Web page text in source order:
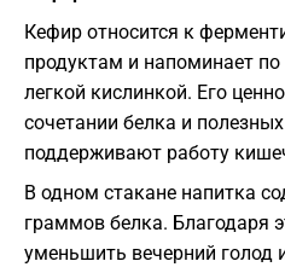
Кефир относится к
продуктам и напоминает по
легкой кислинкой. Его
сочетании белка и
поддерживают работу
В одном стакане напитка
граммов белка. Благодаря
уменьшить вечерний голод